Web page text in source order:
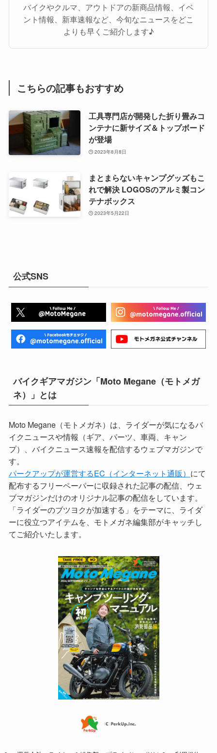
バイクやクルマ、アウトドアの新商品情報、イベ
ント情報、新車速報など、今旬なニュースをどこ
よりも早くご紹介します♪
こちらの記事もおすすめ
工具専門店が開発した折り畳みコ
ンテナに新サイズ＆トップボード
が登場
2023年8月8日
まとまらないキャンプグッズもこ
れで解決 LOGOSのアルミ製コン
テナボックス
2023年5月22日
公式SNS
バイクギアマガジン「Moto Megane（モトメガ
ネ）」とは
Moto Megane（モトメガネ）は、ライダーが気になるバ
イクニュースや情報（ギア、パーツ、車両、キャン
プ）、バイクニュース速報を配信するウェブマガジンで
す。
パークアップが運営するEC（インターネット通販） にて
配布するフリーペーパーに収録された記事の配信、ウェ
ブマガジンだけのオリジナル記事の配信をしています。
「ライダーのブツヨクが加速する」をテーマに、ライダ
ーに役立つアイテムを、モトメガネ編集部がキャッチし
てご紹介いたします。